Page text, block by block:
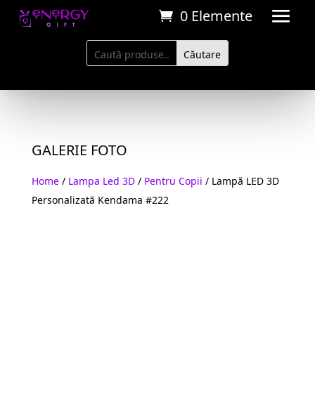
0 Elemente
GALERIE FOTO
Home/ Lampa Led 3D/ Pentru Copii / Lampă LED 3D
Personalizată Kendama #222